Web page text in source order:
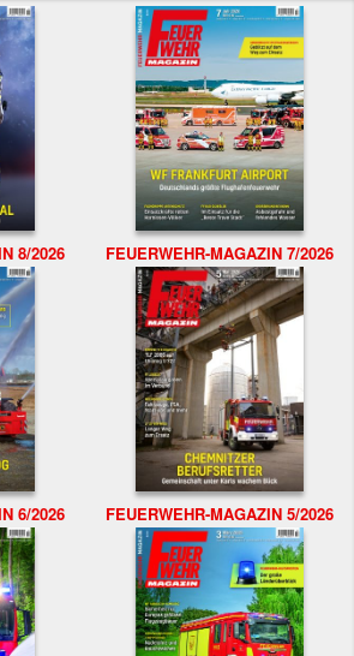
8/2026 FEUERWEHR-MAGAZIN 7/2026
6/2026 FEUERWEHR-MAGAZIN 5/2026